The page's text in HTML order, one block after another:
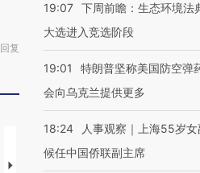
回复
马航飞行员跨国走私7万
19:07 下周前瞻：生态环境法
大选进入竞选阶段
19:01
特朗普坚称美国防空弹
会向乌克兰提供更多
18:24
人事观察｜上海55岁
候任中国侨联副主席